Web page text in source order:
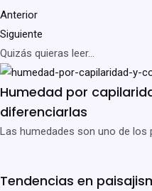
Anterior
Siguiente
Quizás quieras leer...
Humedad por
diferenciarlas
Las humedades son uno de
Tendencias en